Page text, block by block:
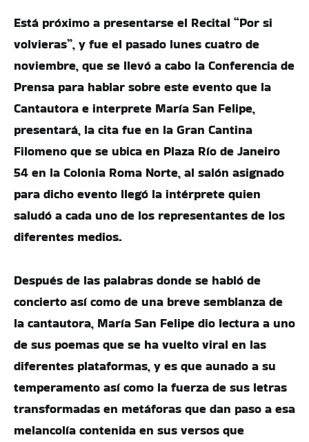
Está próximo a presentarse el Recital “Por si
volvieras”, y fue el pasado lunes cuatro de
noviembre, que se llevó a cabo la Conferencia de
Prensa para hablar sobre este evento que la
Cantautora e interprete María San Felipe,
presentará, la cita fue en la Gran Cantina
Filomeno que se ubica en Plaza Río de Janeiro
54 en la Colonia Roma Norte, al salón asignado
para dicho evento llegó la intérprete quien
saludó a cada uno de los representantes de los
diferentes medios.
Después de las palabras donde se habló de
concierto así como de una breve semblanza de
la cantautora, María San Felipe dio lectura a uno
de sus poemas que se ha vuelto viral en las
diferentes plataformas, y es que aunado a su
temperamento así como la fuerza de sus letras
transformadas en metáforas que dan paso a esa
melancolía contenida en sus versos que